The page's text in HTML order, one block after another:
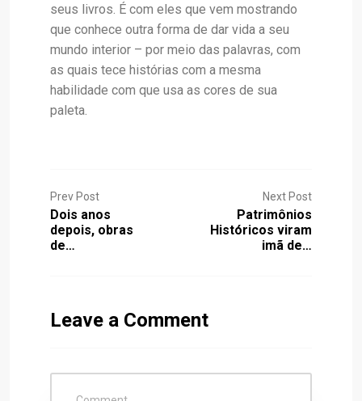
seus livros. É com eles que vem mostrando
que conhece outra forma de dar vida a seu
mundo interior – por meio das palavras, com
as quais tece histórias com a mesma
habilidade com que usa as cores de sua
paleta.
Prev Post
Dois anos
depois, obras
de…
Next Post
Patrimônios
Históricos viram
imã de…
Leave a Comment